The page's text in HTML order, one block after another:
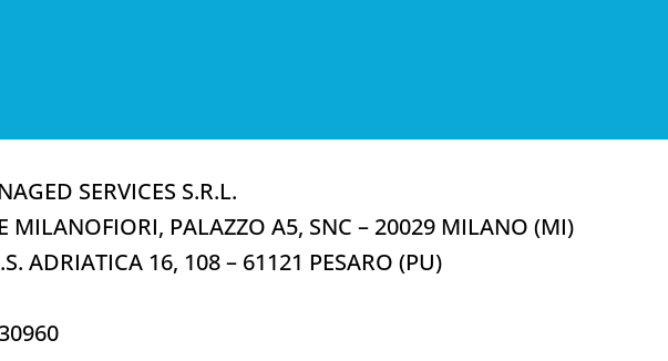
SERVICES S.R.L.
MILANOFIORI, PALAZZO A5, SNC – 20029 MILANO (MI)
ADRIATICA 16, 108 – 61121 PESARO (PU)